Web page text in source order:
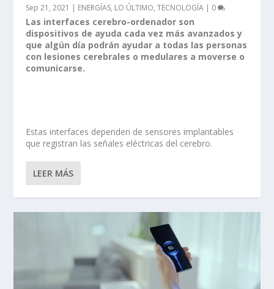
Sep 21, 2021 | ENERGÍAS, LO ÚLTIMO,TECNOLOGÍA | 0
Las interfaces cerebro-ordenador son
dispositivos de ayuda cada vez más avanzados y
que algún día podrán ayudar a todas las personas
con lesiones cerebrales o medulares a moverse o
comunicarse.
Estas interfaces dependen de sensores implantables
que registran las señales eléctricas del cerebro.
LEER MÁS